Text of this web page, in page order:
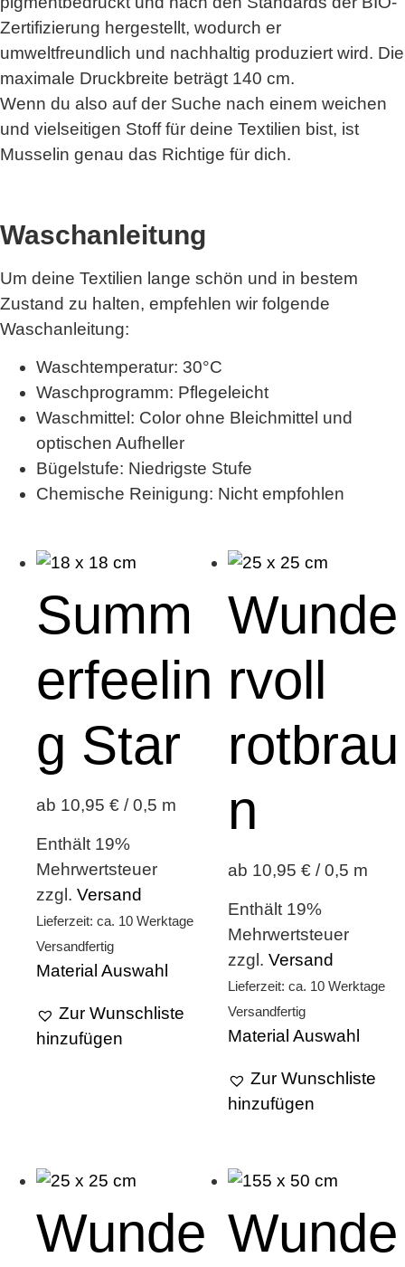
Zertifizierung hergestellt, wodurch er
umweltfreundlich und nachhaltig produziert wird. Die
maximale Druckbreite beträgt 140 cm.
Wenn du also auf der Suche nach einem weichen
und vielseitigen Stoff für deine Textilien bist, ist
Musselin genau das Richtige für dich.
Waschanleitung
Um deine Textilien lange schön und in bestem
Zustand zu halten, empfehlen wir folgende
Waschanleitung:
Waschtemperatur: 30°C
Waschprogramm: Pflegeleicht
Waschmittel: Color ohne Bleichmittel und
optischen Aufheller
Bügelstufe: Niedrigste Stufe
Chemische Reinigung: Nicht empfohlen
Summ
erfeelin
g Star
ab 10,95 € / 0,5 m
Enthält 19%
Mehrwertsteuer
zzgl. Versand
Lieferzeit: ca. 10 Werktage
Versandfertig
Material Auswahl
Zur Wunschliste
hinzufügen
Wunde
rvoll
rotbrau
n
ab 10,95 € / 0,5 m
Enthält 19%
Mehrwertsteuer
zzgl.Versand
Lieferzeit: ca. 10 Werktage
Versandfertig
Material Auswahl
Zur Wunschliste
hinzufügen
Wunde Wunde